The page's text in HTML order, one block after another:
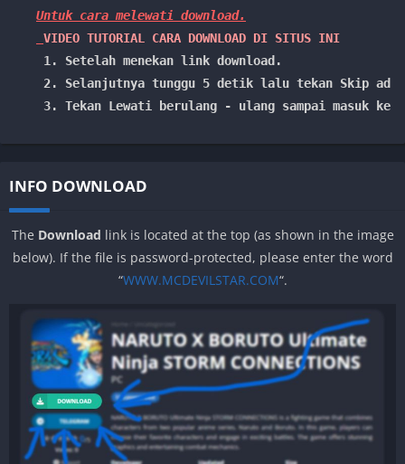
Untuk cara melewati download.
VIDEO TUTORIAL CARA DOWNLOAD DI SITUS INI
1. Setelah menekan link download.
2. Selanjutnya tunggu 5 detik lalu tekan Skip ad
3. Tekan Lewati berulang - ulang sampai masuk
INFO DOWNLOAD
The Download link is located at the top (as shown in the image
below). If the file is password-protected, please enter the word
“WWW.MCDEVILSTAR.COM“.